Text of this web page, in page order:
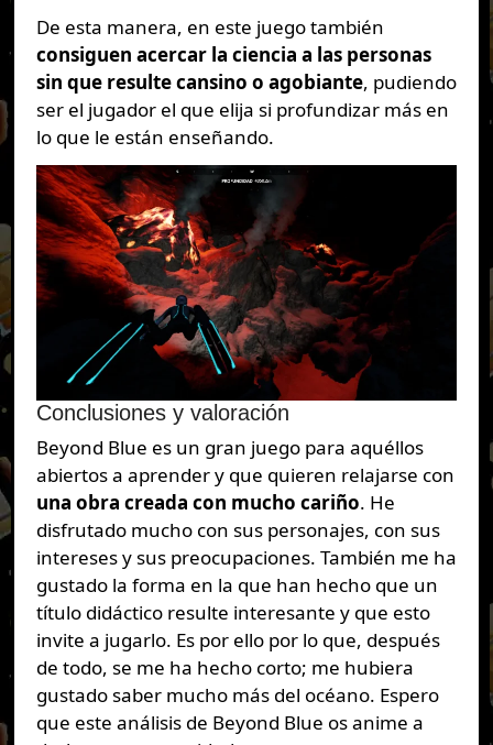
De esta manera, en este juego también
consiguen acercar la ciencia a las personas
sin que resulte cansino o agobiante, pudiendo
ser el jugador el que elija si profundizar más en
lo que le están enseñando.
Conclusiones y valoración
Beyond Blue es un gran juego para aquéllos
abiertos a aprender y que quieren relajarse con
una obra creada con mucho cariño. He
disfrutado mucho con sus personajes, con sus
intereses y sus preocupaciones. También me ha
gustado la forma en la que han hecho que un
título didáctico resulte interesante y que esto
invite a jugarlo. Es por ello por lo que, después
de todo, se me ha hecho corto; me hubiera
gustado saber mucho más del océano. Espero
que este análisis de Beyond Blue os anime a